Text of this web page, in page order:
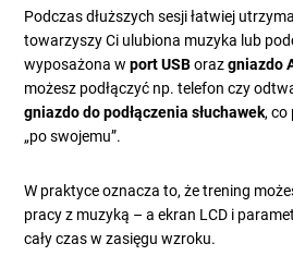
Podczas dłuższych sesji łatwiej
towarzyszy Ci ulubiona muzyka lub
wyposażona wport USBorazgniazdo
możesz podłączyć np. telefon czy
gniazdo do podłączenia słuchawek, co
„po swojemu”.
W praktyce oznacza to, że trening
pracy z muzyką – a ekran LCD i
cały czas w zasięgu wzroku.